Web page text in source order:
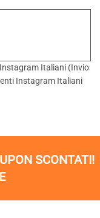
Italiani (Invio
Instagram Italiani
SCONTATI!